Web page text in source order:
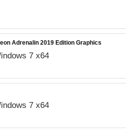
Adrenalin 2019 Edition Graphics
7 x64
7 x64